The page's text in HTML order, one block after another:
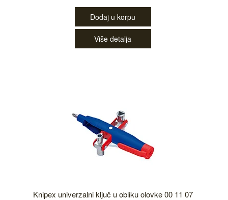
Dodaj u korpu
Više detalja
Knipex univerzalni ključ u obliku olovke 00 11 07